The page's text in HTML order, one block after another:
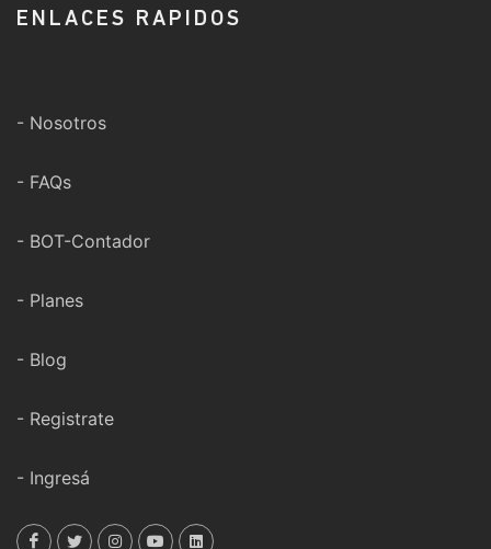
ENLACES RAPIDOS
- Nosotros
- FAQs
- BOT-Contador
- Planes
- Blog
- Registrate
- Ingresá